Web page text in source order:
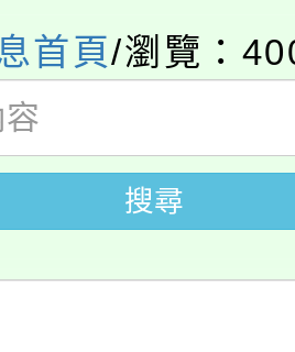
報名參加。
分審查程序及
人才培育課程
115學年度第
)教師甄選結果(
金融保險知識
115學年度學生
及新住民語歌
)教師甄選結果(
115學年度第
首頁/瀏覽：
搜尋